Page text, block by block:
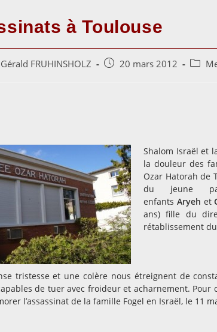
à Toulouse
FRUHINSHOLZ
Post 20 mars 2012
Post
Shalom Israël et
la douleur des
Ozar Hatorah de
du jeune
enfants Aryeh et
ans) fille du
rétablissement
tristesse et une colère nous étreignent de
de tuer avec froideur et acharnement.
l’assassinat de la famille Fogel en Israël, le 11